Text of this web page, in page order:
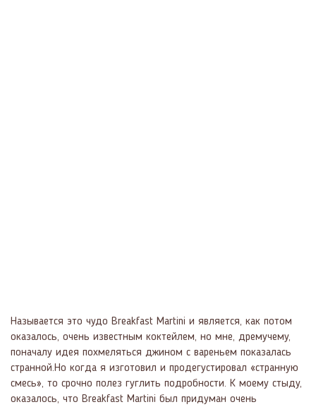
Называется это чудо Breakfast Martini и является, как потом
оказалось, очень известным коктейлем, но мне, дремучему,
поначалу идея похмеляться джином с вареньем показалась
странной.Но когда я изготовил и продегустировал «странную
смесь», то срочно полез гуглить подробности. К моему стыду,
оказалось, что Breakfast Martini был придуман очень